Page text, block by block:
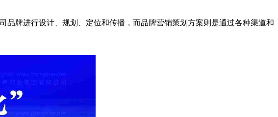
牌进行设计、规划、定位和传播，而品牌营销策划方案则是通过各种渠道和